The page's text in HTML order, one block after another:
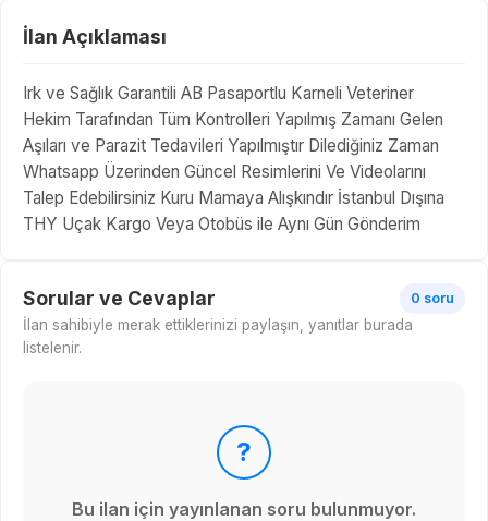
İlan Açıklaması
Irk ve Sağlık Garantili AB Pasaportlu Karneli Veteriner
Hekim Tarafından Tüm Kontrolleri Yapılmış Zamanı Gelen
Aşıları ve Parazit Tedavileri Yapılmıştır Dilediğiniz Zaman
Whatsapp Üzerinden Güncel Resimlerini Ve Videolarını
Talep Edebilirsiniz Kuru Mamaya Alışkındır İstanbul Dışına
THY Uçak Kargo Veya Otobüs ile Aynı Gün Gönderim
Sorular ve Cevaplar 0 soru
İlan sahibiyle merak ettiklerinizi paylaşın, yanıtlar burada
listelenir.
?
Bu ilan için yayınlanan soru bulunmuyor.